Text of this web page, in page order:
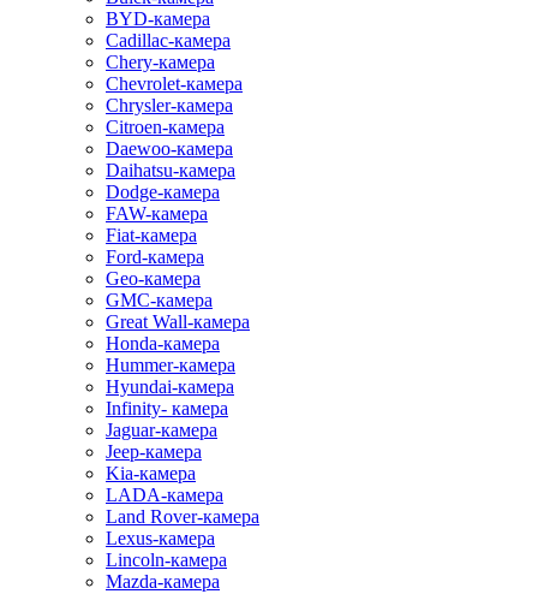
BYD-камера
Cadillac-камера
Chery-камера
Chevrolet-камера
Chrysler-камера
Citroen-камера
Daewoo-камера
Daihatsu-камера
Dodge-камера
FAW-камера
Fiat-камера
Ford-камера
Geo-камера
GMC-камера
Great Wall-камера
Honda-камера
Hummer-камера
Hyundai-камера
Infinity- камера
Jaguar-камера
Jeep-камера
Kia-камера
LADA-камера
Land Rover-камера
Lexus-камера
Lincoln-камера
Mazda-камера